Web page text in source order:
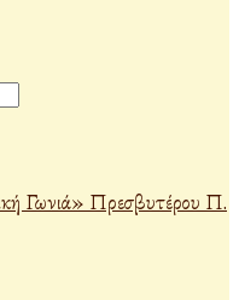
Γωνιά» Πρεσβυτέρου Π.